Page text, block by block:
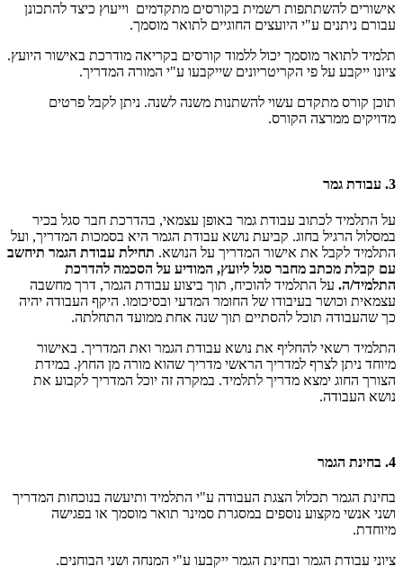
אישורים להשתתפות רשמית בקורסים מתקדמים וייעוץ כיצד להתכונן
עבורם ניתנים ע"י היועצים החוגיים לתואר מוסמך.
תלמיד לתואר מוסמך יכול ללמוד קורסים בקריאה מודרכת באישור היועץ.
ציונו ייקבע על פי הקריטריונים שייקבעו ע"י המורה המדריך.
תוכן קורס מתקדם עשוי להשתנות משנה לשנה. ניתן לקבל פרטים
מדויקים ממרצה הקורס.
3. עבודת גמר
על התלמיד לכתוב עבודת גמר באופן עצמאי, בהדרכת חבר סגל בכיר
במסלול הרגיל בחוג. קביעת נושא עבודת הגמר היא בסמכות המדריך, ועל
התלמיד לקבל את אישור המדריך על הנושא. תחילת עבודת הגמר תיחשב
עם קבלת מכתב מחבר סגל ליועץ, המודיע על הסכמה להדרכת
התלמיד/ה. על התלמיד להוכיח, תוך ביצוע עבודת הגמר, דרך מחשבה
עצמאית וכושר בעיבודו של החומר המדעי ובסיכומו. היקף העבודה יהיה
כך שהעבודה תוכל להסתיים תוך שנה אחת ממועד התחלתה.
התלמיד רשאי להחליף את נושא עבודת הגמר ואת המדריך. באישור
מיוחד ניתן לצרף למדריך הראשי מדריך שהוא מורה מן החוץ. במידת
הצורך החוג ימצא מדריך לתלמיד. במקרה זה יוכל המדריך לקבוע את
נושא העבודה.
4. בחינת הגמר
בחינת הגמר תכלול הצגת העבודה ע"י התלמיד ותיעשה בנוכחות המדריך
ושני אנשי מקצוע נוספים במסגרת סמינר תואר מוסמך או בפגישה
מיוחדת.
ציוני עבודת הגמר ובחינת הגמר ייקבעו ע"י המנחה ושני הבוחנים.